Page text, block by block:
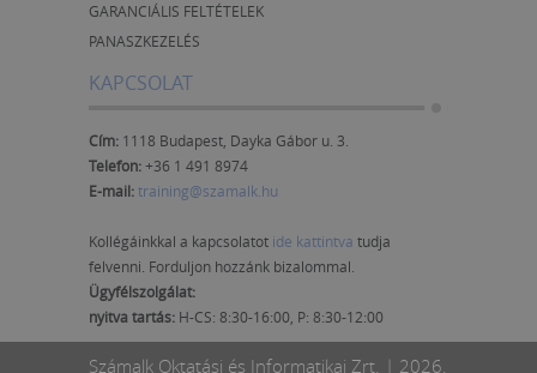
GARANCIÁLIS FELTÉTELEK
PANASZKEZELÉS
KAPCSOLAT
Cím: 1118 Budapest, Dayka Gábor u. 3.
Telefon:+36 1 491 8974
E-mail:training@szamalk.hu
Kollégáinkkal a kapcsolatot ide kattintva tudja
felvenni. Forduljon hozzánk bizalommal.
Ügyfélszolgálat:
nyitva tartás: H-CS: 8:30-16:00, P: 8:30-12:00
Számalk Oktatási és Informatikai Zrt. | 2026.